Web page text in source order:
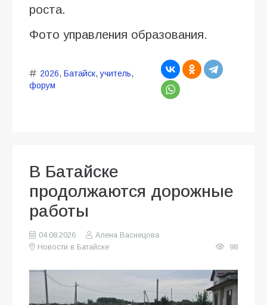
роста.
Фото управления образования.
2026, Батайск,учитель,
форум
В Батайске
продолжаются дорожные
работы
04.08.2026
Алена Васнецова
Новости в Батайске
98